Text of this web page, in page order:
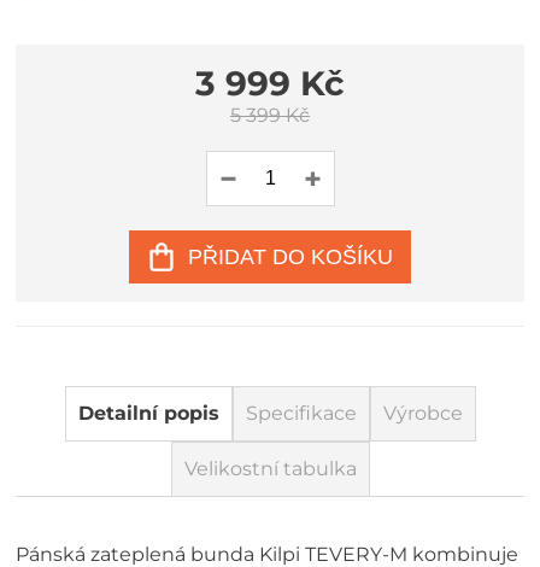
3 999 Kč
5 399 Kč
PŘIDAT DO KOŠÍKU
Detailní popis Specifikace Výrobce
Velikostní tabulka
Pánská zateplená bunda Kilpi TEVERY-M kombinuje